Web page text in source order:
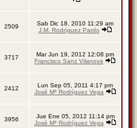
2509
Sab Dic 18, 2010 11:29 am
J.M. Rodríguez Pardo
3717
Mar Jun 19, 2012 12:08 pm
Francisco Sanz Vilanova
2412
Lun Sep 05, 2011 4:17 pm
José Mª Rodríguez Vega
3956
Jue Ene 05, 2012 11:14 pm
José Mª Rodríguez Vega